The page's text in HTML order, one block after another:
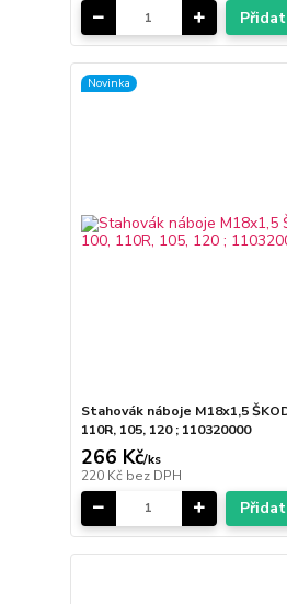
Novinka
Stahovák náboje M18x1,5
110R, 105, 120 ; 110320000
266 Kč/ks
220 Kč bez DPH